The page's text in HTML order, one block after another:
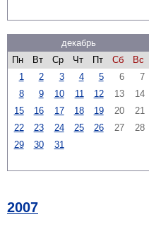
декабрь
Пн
Вт Ср Чт Пт Сб
Вс
1
2 3 4 5 6
7
8
9 10 11 12 13
14
15
16 17 18 19 20
21
22
23 24 25 26 27
28
29
30 31
2007